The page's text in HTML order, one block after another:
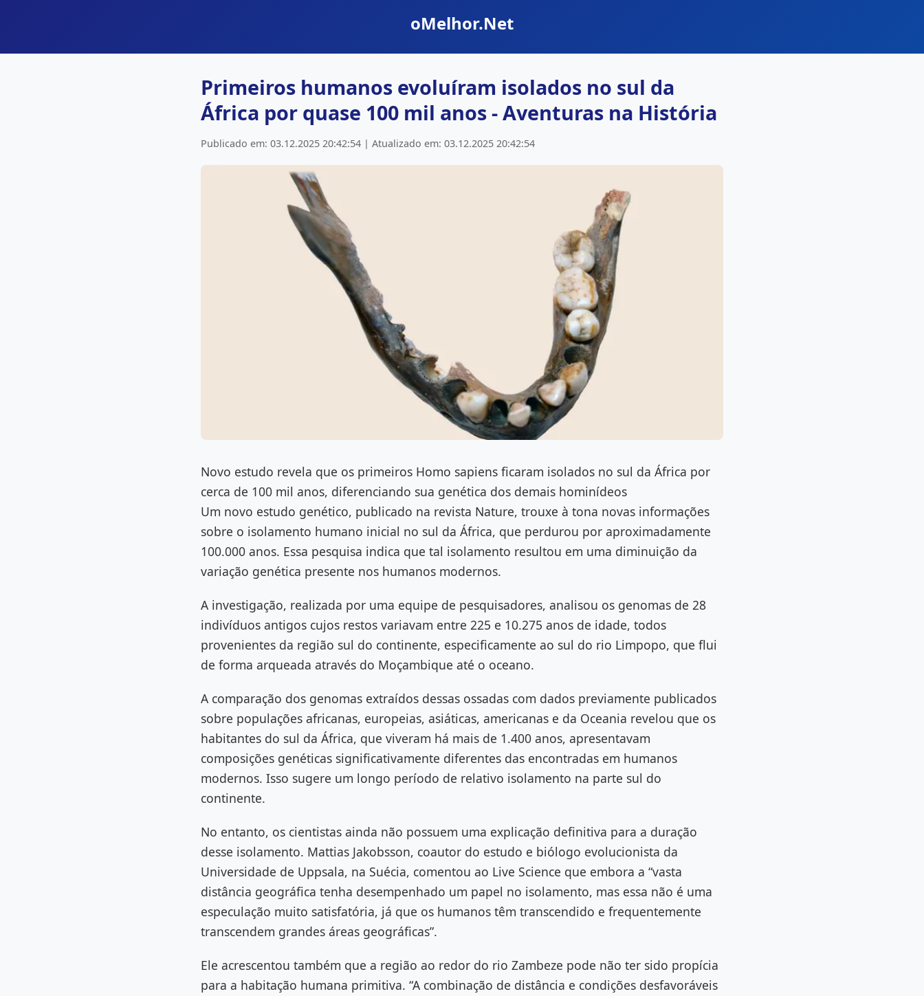
oMelhor.Net
Primeiros humanos evoluíram isolados no sul da
África por quase 100 mil anos - Aventuras na História
Publicado em: 03.12.2025 20:42:54 | Atualizado em: 03.12.2025 20:42:54
Novo estudo revela que os primeiros Homo sapiens ficaram isolados no sul da África por
cerca de 100 mil anos, diferenciando sua genética dos demais hominídeos
Um novo estudo genético, publicado na revista Nature, trouxe à tona novas informações
sobre o isolamento humano inicial no sul da África, que perdurou por aproximadamente
100.000 anos. Essa pesquisa indica que tal isolamento resultou em uma diminuição da
variação genética presente nos humanos modernos.
A investigação, realizada por uma equipe de pesquisadores, analisou os genomas de 28
indivíduos antigos cujos restos variavam entre 225 e 10.275 anos de idade, todos
provenientes da região sul do continente, especificamente ao sul do rio Limpopo, que flui
de forma arqueada através do Moçambique até o oceano.
A comparação dos genomas extraídos dessas ossadas com dados previamente publicados
sobre populações africanas, europeias, asiáticas, americanas e da Oceania revelou que os
habitantes do sul da África, que viveram há mais de 1.400 anos, apresentavam
composições genéticas significativamente diferentes das encontradas em humanos
modernos. Isso sugere um longo período de relativo isolamento na parte sul do
continente.
No entanto, os cientistas ainda não possuem uma explicação definitiva para a duração
desse isolamento. Mattias Jakobsson, coautor do estudo e biólogo evolucionista da
Universidade de Uppsala, na Suécia, comentou ao Live Science que embora a “vasta
distância geográfica tenha desempenhado um papel no isolamento, mas essa não é uma
especulação muito satisfatória, já que os humanos têm transcendido e frequentemente
transcendem grandes áreas geográficas”.
Ele acrescentou também que a região ao redor do rio Zambeze pode não ter sido propícia
para a habitação humana primitiva. “A combinação de distância e condições desfavoráveis ​​